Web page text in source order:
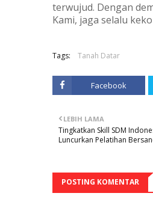
terwujud. Dengan
Kami, jaga selalu
Tags: Tanah Datar
Facebook
LEBIH LAMA
Tingkatkan Skill SDM
Luncurkan Pelatihan
POSTING KOMENTAR